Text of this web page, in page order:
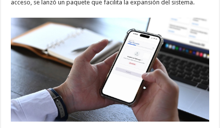
acceso, se lanzó un paquete que facilita la expansión del sistema.